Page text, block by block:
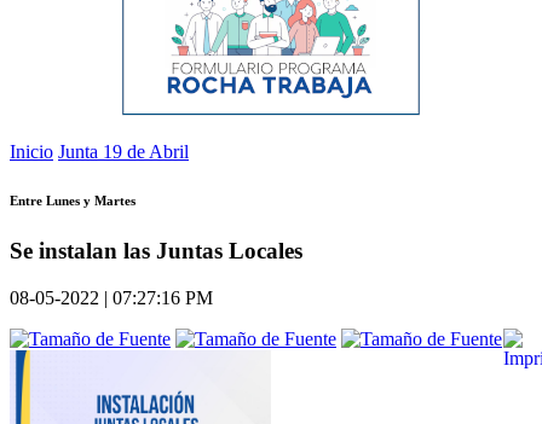
Inicio Junta 19 de Abril
Entre Lunes y Martes
Se instalan las Juntas Locales
08-05-2022 | 07:27:16 PM